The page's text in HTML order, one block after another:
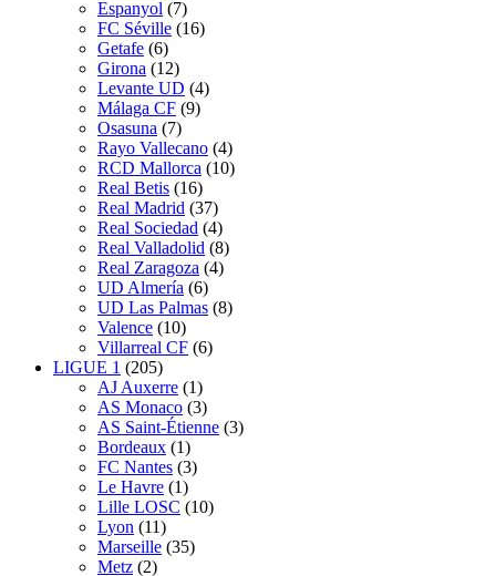
Espanyol (7)
FC Séville (16)
Getafe (6)
Girona (12)
Levante UD (4)
Málaga CF (9)
Osasuna (7)
Rayo Vallecano (4)
RCD Mallorca (10)
Real Betis (16)
Real Madrid (37)
Real Sociedad (4)
Real Valladolid (8)
Real Zaragoza (4)
UD Almería (6)
UD Las Palmas (8)
Valence (10)
Villarreal CF (6)
LIGUE 1 (205)
AJ Auxerre (1)
AS Monaco (3)
AS Saint-Étienne (3)
Bordeaux (1)
FC Nantes (3)
Le Havre (1)
Lille LOSC (10)
Lyon (11)
Marseille (35)
Metz (2)